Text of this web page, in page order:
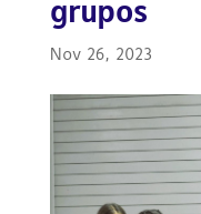
grupos
Nov 26, 2023